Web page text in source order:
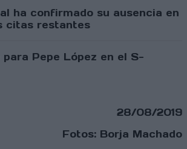
ha confirmado su ausencia en
citas restantes
28/08/2019
Fotos: Borja Machado